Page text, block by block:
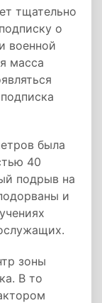
тщательно
о
военной
масса
была
40
подрыв на
и
зоны
В то